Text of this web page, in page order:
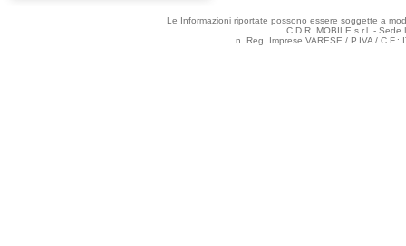
Le Informazioni riportate possono essere soggette a
C.D.R. MOBILE s.r.l. -
n. Reg. Imprese VARESE / P.IVA /